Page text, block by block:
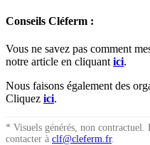
Conseils Cléferm :
Vous ne savez pas comment
notre article en cliquant ici.
Nous faisons également des
Cliquez ici.
* Visuels générés, non contractuel.
contacter à clf@cleferm.fr.